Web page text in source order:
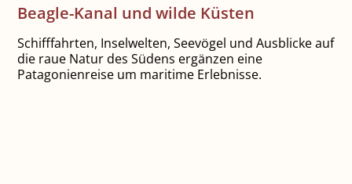
Beagle-Kanal und wilde Küsten
Schifffahrten, Inselwelten, Seevögel und Ausblicke auf
die raue Natur des Südens ergänzen eine
Patagonienreise um maritime Erlebnisse.